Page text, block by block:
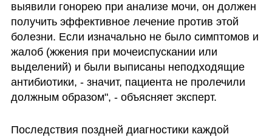
выявили гонорею при анализе мочи, он должен
получить эффективное лечение против этой
болезни. Если изначально не было симптомов и
жалоб (жжения при мочеиспускании или
выделений) и были выписаны неподходящие
антибиотики, - значит, пациента не пролечили
должным образом", - объясняет эксперт.
Последствия поздней диагностики каждой